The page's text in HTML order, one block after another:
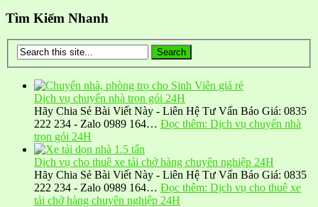
Tìm Kiếm Nhanh
Dịch vụ chuyển nhà trọn gói 24H
Hãy Chia Sẻ Bài Viết Này - Liên Hệ Tư Vấn Báo Giá: 0835
222 234 - Zalo 0989 164… Đọc thêm: Dịch vụ chuyển nhà
trọn gói 24H
Dịch vụ cho thuê xe tải chở hàng chuyên nghiệp 24H
Hãy Chia Sẻ Bài Viết Này - Liên Hệ Tư Vấn Báo Giá: 0835
222 234 - Zalo 0989 164… Đọc thêm: Dịch vụ cho thuê xe
tải chở hàng chuyên nghiệp 24H